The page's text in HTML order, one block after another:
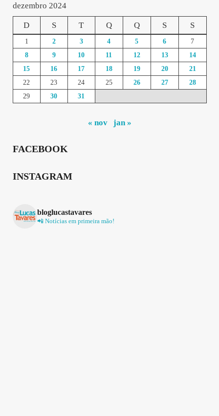
dezembro 2024
D S T Q Q S S
1 2 3 4 5 6
7
8
9 10 11 12 13
14
15
16 17 18 19 20
21
22
23 24 25 26 27
28
29
30 31
« nov jan »
FACEBOOK
INSTAGRAM
bloglucastavares
📲 Notícias em primeira mão!